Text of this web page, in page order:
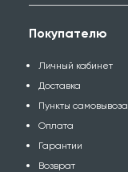
Покупателю
Личный кабинет
Доставка
Пункты самовывоза
Оплата
Гарантии
Возврат